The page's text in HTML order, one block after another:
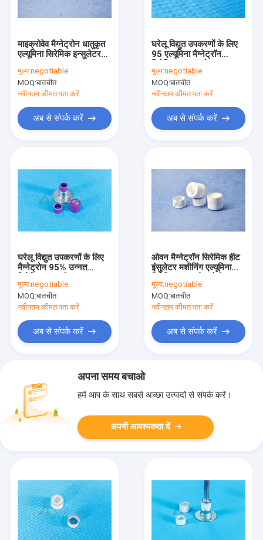
माइक्रोवेव मैग्नेट्रोन धातुकृत
एल्यूमिना सिरेमिक इन्सुलेटर
मूल्य:negotiable
MOQ:बातचीत
नवीनतम कीमत पता करें
अब से संपर्क करें
घरेलू विद्युत उपकरणों के लिए
95 एल्यूमिना मैग्नेट्रॉन
मूल्य:negotiable
MOQ:बातचीत
नवीनतम कीमत पता करें
अब से संपर्क करें
घरेलू विद्युत उपकरणों के लिए
मैग्नेट्रोन 95% उन्नत
मूल्य:negotiable
MOQ:बातचीत
नवीनतम कीमत पता करें
अब से संपर्क करें
ओवन मैग्नेट्रॉन सिरेमिक हीट
इंसुलेटर मशीनिंग एल्यूमिना
मूल्य:negotiable
MOQ:बातचीत
नवीनतम कीमत पता करें
अब से संपर्क करें
अपना समय बचाओ
हमें आप के साथ सबसे अच्छा उत्पादों से संपर्क करें।
अपनी आवश्यकता दें